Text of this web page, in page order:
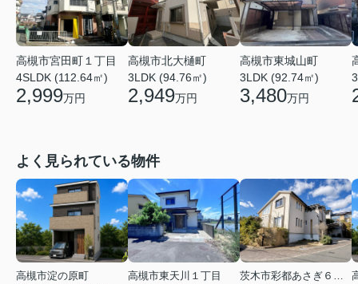
高槻市宮田町１丁目
4SLDK (112.64㎡)
2,999万円
高槻市北大樋町
3LDK (94.76㎡)
2,949万円
高槻市東城山町
3LDK (92.74㎡)
3,480万円
よく見られている物件
高槻市淀の原町
高槻市東天川１丁目
茨木市彩都あさぎ６丁目